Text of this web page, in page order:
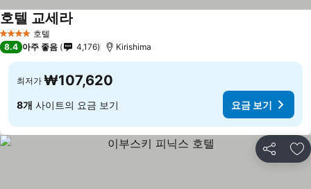
4 성급 호텔
호텔 교세라
8.4 아주 좋음 4,176 Kirishima
최저가 ₩107,620
8개 사이트의 요금 보기 요금 보기
공유 즐